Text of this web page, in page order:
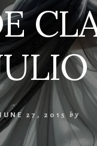
27, 2015 by